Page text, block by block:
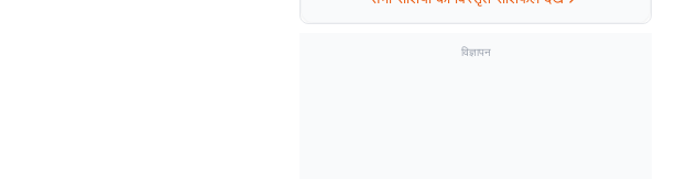
विज्ञापन